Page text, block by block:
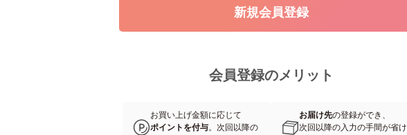
会員登録のメリット
お買い上げ金額に応じて
ポイントを付与。次回以降の
お届け先の登録ができ、
次回以降の入力の手間が省け